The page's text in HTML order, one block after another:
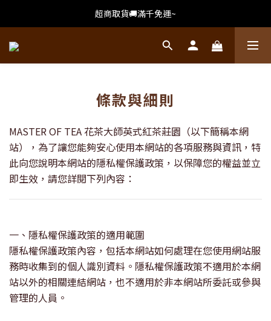
超商取貨🚚滿千免運~
條款與細則
MASTER OF TEA花茶大師英式紅茶莊園（以下簡稱本網
站），為了讓您能夠安心使用本網站的各項服務與資訊，特
此向您說明本網站的隱私權保護政策，以保障您的權益並立
即生效，請您詳閱下列內容：
一、隱私權保護政策的適用範圍
隱私權保護政策內容，包括本網站如何處理在您使用網站服
務時收集到的個人識別資料。隱私權保護政策不適用於本網
站以外的相關連結網站，也不適用於非本網站所委託或參與
管理的人員。